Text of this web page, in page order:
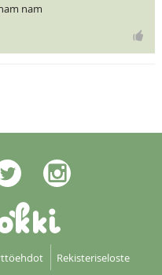
nam
Rekisteriseloste